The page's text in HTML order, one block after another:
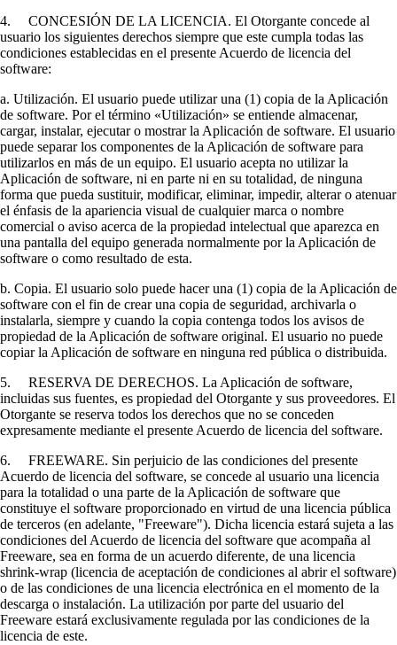
4. CONCESIÓN DE LA LICENCIA. El Otorgante concede al
usuario los siguientes derechos siempre que este cumpla todas las
condiciones establecidas en el presente Acuerdo de licencia del
software:
a. Utilización. El usuario puede utilizar una (1) copia de la Aplicación
de software. Por el término «Utilización» se entiende almacenar,
cargar, instalar, ejecutar o mostrar la Aplicación de software. El usuario
puede separar los componentes de la Aplicación de software para
utilizarlos en más de un equipo. El usuario acepta no utilizar la
Aplicación de software, ni en parte ni en su totalidad, de ninguna
forma que pueda sustituir, modificar, eliminar, impedir, alterar o atenuar
el énfasis de la apariencia visual de cualquier marca o nombre
comercial o aviso acerca de la propiedad intelectual que aparezca en
una pantalla del equipo generada normalmente por la Aplicación de
software o como resultado de esta.
b. Copia. El usuario solo puede hacer una (1) copia de la Aplicación de
software con el fin de crear una copia de seguridad, archivarla o
instalarla, siempre y cuando la copia contenga todos los avisos de
propiedad de la Aplicación de software original. El usuario no puede
copiar la Aplicación de software en ninguna red pública o distribuida.
5. RESERVA DE DERECHOS. La Aplicación de software,
incluidas sus fuentes, es propiedad del Otorgante y sus proveedores. El
Otorgante se reserva todos los derechos que no se conceden
expresamente mediante el presente Acuerdo de licencia del software.
6. FREEWARE. Sin perjuicio de las condiciones del presente
Acuerdo de licencia del software, se concede al usuario una licencia
para la totalidad o una parte de la Aplicación de software que
constituye el software proporcionado en virtud de una licencia pública
de terceros (en adelante, "Freeware"). Dicha licencia estará sujeta a las
condiciones del Acuerdo de licencia del software que acompaña al
Freeware, sea en forma de un acuerdo diferente, de una licencia
shrink-wrap (licencia de aceptación de condiciones al abrir el software)
o de las condiciones de una licencia electrónica en el momento de la
descarga o instalación. La utilización por parte del usuario del
Freeware estará exclusivamente regulada por las condiciones de la
licencia de este.